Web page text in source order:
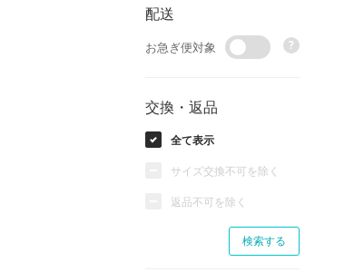
配送
お急ぎ便対象 ?
交換・返品
全て表示
サイズ交換不可を除く
返品不可を除く